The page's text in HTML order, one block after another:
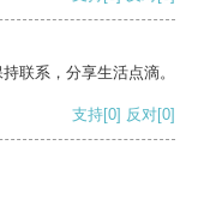
联系，分享生活点滴。
支持[0] 反对[0]